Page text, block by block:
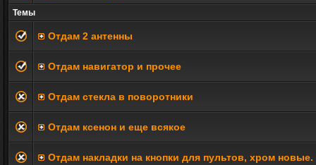
Темы
Отдам 2 антенны
Отдам навигатор и прочее
Отдам стекла в поворотники
Отдам ксенон и еще всякое
Отдам накладки на кнопки для пультов, хром новые.